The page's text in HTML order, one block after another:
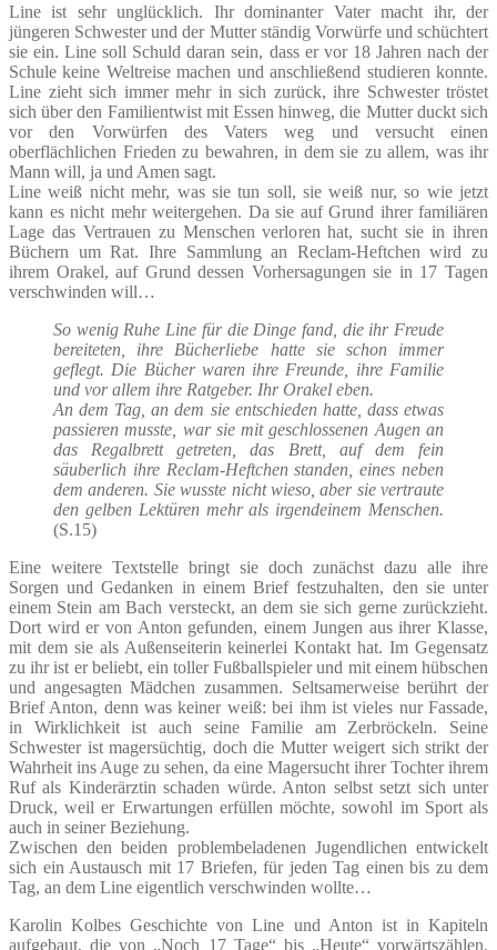
Line ist sehr unglücklich. Ihr dominanter Vater macht ihr, der
jüngeren Schwester und der Mutter ständig Vorwürfe und schüchtert
sie ein. Line soll Schuld daran sein, dass er vor 18 Jahren nach der
Schule keine Weltreise machen und anschließend studieren konnte.
Line zieht sich immer mehr in sich zurück, ihre Schwester tröstet
sich über den Familientwist mit Essen hinweg, die Mutter duckt sich
vor den Vorwürfen des Vaters weg und versucht einen
oberflächlichen Frieden zu bewahren, in dem sie zu allem, was ihr
Mann will, ja und Amen sagt.
Line weiß nicht mehr, was sie tun soll, sie weiß nur, so wie jetzt
kann es nicht mehr weitergehen. Da sie auf Grund ihrer familiären
Lage das Vertrauen zu Menschen verloren hat, sucht sie in ihren
Büchern um Rat. Ihre Sammlung an Reclam-Heftchen wird zu
ihrem Orakel, auf Grund dessen Vorhersagungen sie in 17 Tagen
verschwinden will…
So wenig Ruhe Line für die Dinge fand, die ihr Freude
bereiteten, ihre Bücherliebe hatte sie schon immer
geflegt. Die Bücher waren ihre Freunde, ihre Familie
und vor allem ihre Ratgeber. Ihr Orakel eben.
An dem Tag, an dem sie entschieden hatte, dass etwas
passieren musste, war sie mit geschlossenen Augen an
das Regalbrett getreten, das Brett, auf dem fein
säuberlich ihre Reclam-Heftchen standen, eines neben
dem anderen. Sie wusste nicht wieso, aber sie vertraute
den gelben Lektüren mehr als irgendeinem Menschen.
(S.15)
Eine weitere Textstelle bringt sie doch zunächst dazu alle ihre
Sorgen und Gedanken in einem Brief festzuhalten, den sie unter
einem Stein am Bach versteckt, an dem sie sich gerne zurückzieht.
Dort wird er von Anton gefunden, einem Jungen aus ihrer Klasse,
mit dem sie als Außenseiterin keinerlei Kontakt hat. Im Gegensatz
zu ihr ist er beliebt, ein toller Fußballspieler und mit einem hübschen
und angesagten Mädchen zusammen. Seltsamerweise berührt der
Brief Anton, denn was keiner weiß: bei ihm ist vieles nur Fassade,
in Wirklichkeit ist auch seine Familie am Zerbröckeln. Seine
Schwester ist magersüchtig, doch die Mutter weigert sich strikt der
Wahrheit ins Auge zu sehen, da eine Magersucht ihrer Tochter ihrem
Ruf als Kinderärztin schaden würde. Anton selbst setzt sich unter
Druck, weil er Erwartungen erfüllen möchte, sowohl im Sport als
auch in seiner Beziehung.
Zwischen den beiden problembeladenen Jugendlichen entwickelt
sich ein Austausch mit 17 Briefen, für jeden Tag einen bis zu dem
Tag, an dem Line eigentlich verschwinden wollte…
Karolin Kolbes Geschichte von Line und Anton ist in Kapiteln
aufgebaut, die von „Noch 17 Tage“ bis „Heute“ vorwärtszählen,